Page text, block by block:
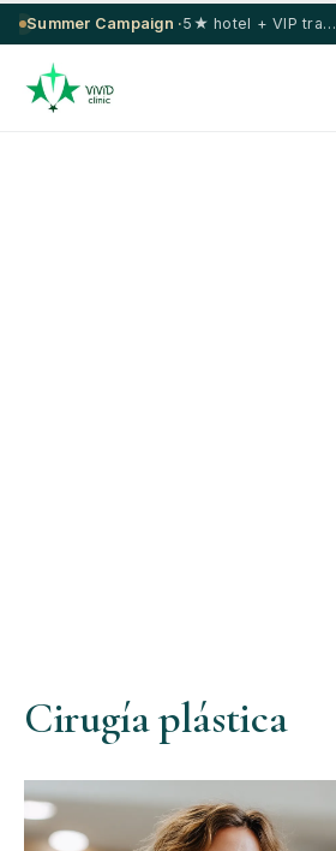
Summer Campaign · 5★ hotel + VIP transfer on select procedures
Cirugía plástica